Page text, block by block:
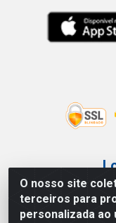
O nosso site
terceiros para
personalizada ao
Av Vautier,